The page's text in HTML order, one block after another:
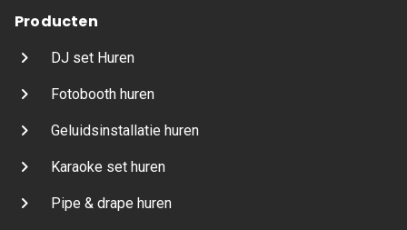
Producten
DJ set Huren
Fotobooth huren
Geluidsinstallatie huren
Karaoke set huren
Pipe & drape huren